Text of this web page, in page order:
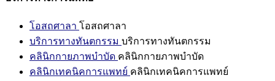
โอสถศาลา โอสถศาลา
บริการทางทันตกรรม บริการทางทันตกรรม
คลินิกกายภาพบำบัด คลินิกกายภาพบำบัด
คลินิกเทคนิคการแพทย์ คลินิกเทคนิคการแพทย์